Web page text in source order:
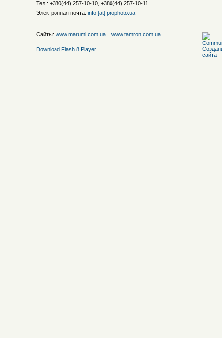
Тел.: +380(44) 257-10-10, +380(44) 257-10-11
Электронная почта: info [at] prophoto.ua
Сайты: www.marumi.com.ua www.tamron.com.ua
Download Flash 8 Player